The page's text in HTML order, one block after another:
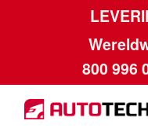
800 996
Ga
door
Ga
naar